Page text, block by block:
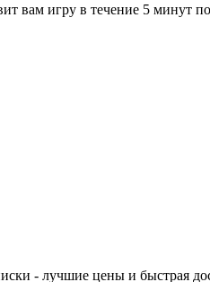
вам игру в течение 5 минут
- лучшие цены и быстрая